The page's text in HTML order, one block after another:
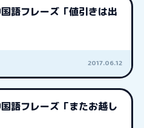
国語フレーズ「値引きは出
2017.06.12
国語フレーズ「またお越し